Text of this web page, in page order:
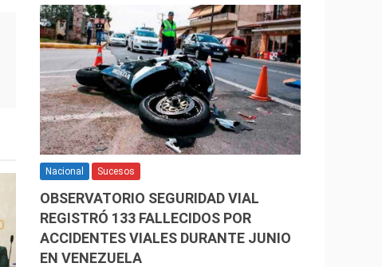
Nacional Sucesos
OBSERVATORIO SEGURIDAD VIAL
REGISTRÓ 133 FALLECIDOS POR
ACCIDENTES VIALES DURANTE JUNIO
EN VENEZUELA